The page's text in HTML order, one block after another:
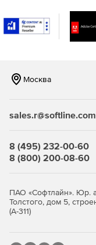
Толк
фиксирует
них. Пригласить
Текстовая
используя
Москва
sales.r@softline.com
8 (495) 232-00-60
8 (800) 200-08-60
ПАО «Софтлайн». Юр.
Толстого, дом 5,
(А-311)